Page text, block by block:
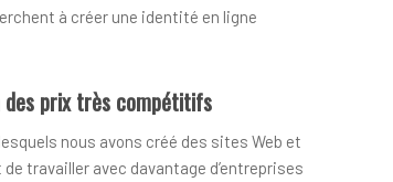
à créer une identité en ligne
des prix très compétitifs
nous avons créé des sites Web et
travailler avec davantage d’entreprises